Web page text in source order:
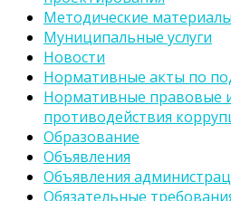
Методические материалы
Муниципальные услуги
Новости
Нормативные акты по
Нормативные правовые
противодействия
Образование
Объявления
Объявления
Обязательные